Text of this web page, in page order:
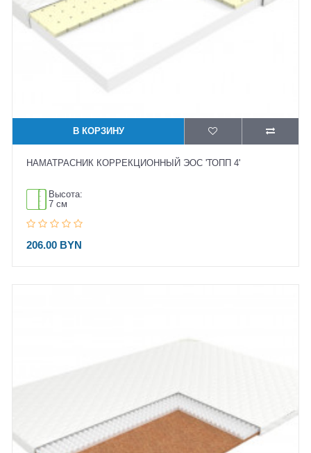
В КОРЗИНУ
НАМАТРАСНИК КОРРЕКЦИОННЫЙ ЭОС 'ТОПП 4'
Высота:
7 см
206.00 BYN